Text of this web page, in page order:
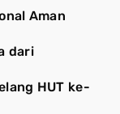
Aman
dari
HUT ke-